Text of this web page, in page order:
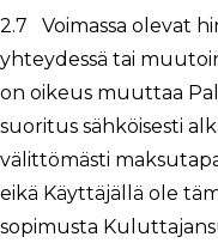
2.7 Voimassa olevat
yhteydessä tai
on oikeus muuttaa
suoritus sähköisesti
välittömästi
eikä Käyttäjällä ole
sopimusta